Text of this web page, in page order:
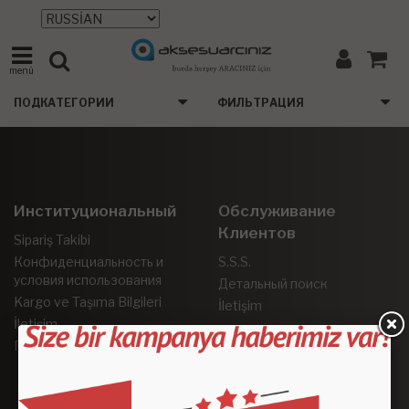
menü
ПОДКАТЕГОРИИ ФИЛЬТРАЦИЯ
Институциональный
Sipariş Takibi
Конфиденциальность и
условия использования
Kargo ve Taşıma Bilgileri
İletişim
Гарантия и возврат
Обслуживание
Клиентов
S.S.S.
Детальный поиск
İletişim
Социальные Сети